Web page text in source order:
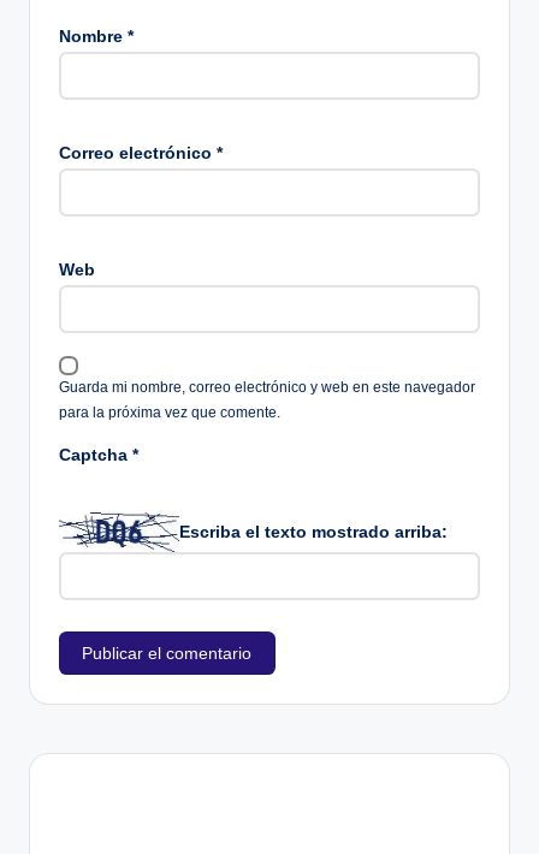
Nombre *
Correo electrónico *
Web
Guarda mi nombre, correo electrónico y web en este navegador
para la próxima vez que comente.
Captcha *
Escriba el texto mostrado arriba: